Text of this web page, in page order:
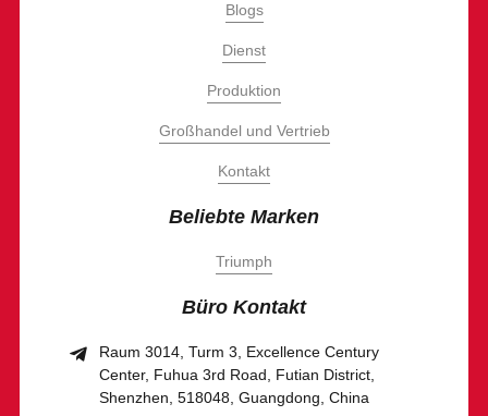
Blogs
Dienst
Produktion
Großhandel und Vertrieb
Kontakt
Beliebte Marken
Triumph
Büro Kontakt
Raum 3014, Turm 3, Excellence Century
Center, Fuhua 3rd Road, Futian District,
Shenzhen, 518048, Guangdong, China